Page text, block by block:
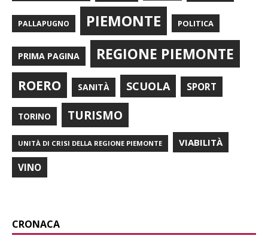
PALLAPUGNO PIEMONTE POLITICA
PRIMA PAGINA REGIONE PIEMONTE
ROERO SANITÀ SCUOLA SPORT
TORINO TURISMO
UNITÀ DI CRISI DELLA REGIONE PIEMONTE VIABILITÀ
VINO
CRONACA